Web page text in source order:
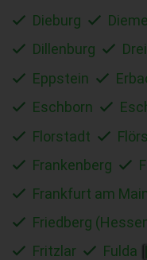
Dieburg
Dillenburg
Eppstein
Eschborn
Florstadt
Frankenberg
Frankfurt am
Friedberg
Fritzlar
Fulda